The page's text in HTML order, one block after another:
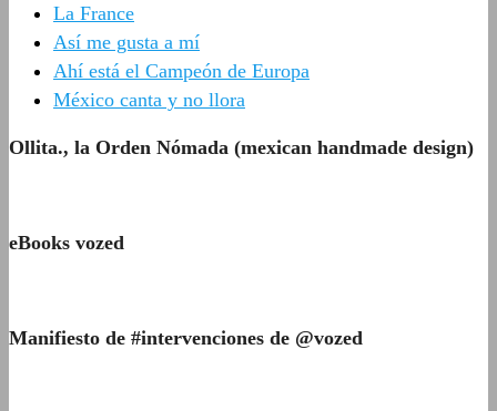
La France
Así me gusta a mí
Ahí está el Campeón de Europa
México canta y no llora
Ollita., la Orden Nómada (mexican handmade design)
eBooks vozed
Manifiesto de #intervenciones de @vozed